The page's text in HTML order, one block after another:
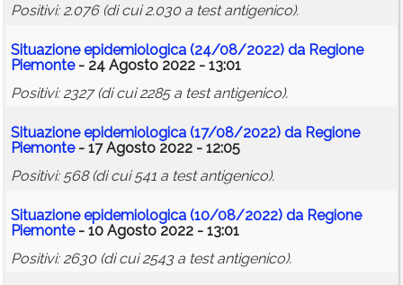
Positivi: 2.076 (di cui 2.030 a test antigenico).
Situazione epidemiologica (24/08/2022) da Regione
Piemonte- 24 Agosto 2022 - 13:01
Positivi: 2327 (di cui 2285 a test antigenico).
Situazione epidemiologica (17/08/2022) da Regione
Piemonte- 17 Agosto 2022 - 12:05
Positivi: 568 (di cui 541 a test antigenico).
Situazione epidemiologica (10/08/2022) da Regione
Piemonte- 10 Agosto 2022 - 13:01
Positivi: 2630 (di cui 2543 a test antigenico).